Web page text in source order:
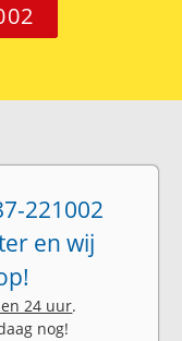
221002
en wij
24 uur.
nog!